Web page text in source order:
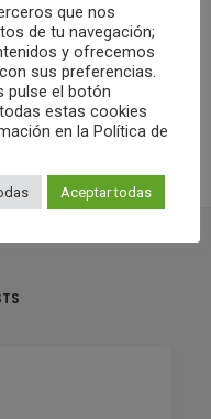
que nos
de tu navegación;
y ofrecemos
sus preferencias.
pulse el botón
estas cookies
en la Política de
Aceptar todas